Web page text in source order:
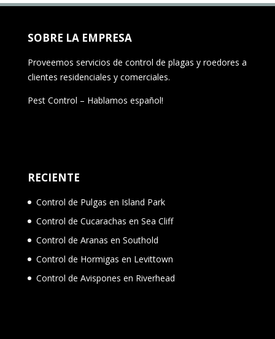
SOBRE LA EMPRESA
Proveemos servicios de control de plagas y roedores a
clientes residenciales y comerciales.
Pest Control – Hablamos español!
RECIENTE
Control de Pulgas en Island Park
Control de Cucarachas en Sea Cliff
Control de Aranas en Southold
Control de Hormigas en Levittown
Control de Avispones en Riverhead